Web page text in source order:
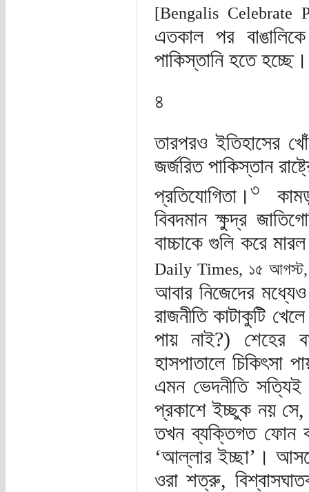
[Bengalis Celebrate
এতকাল পর
পাকিস্তানি হতে
৪
তারপরও ইতিহাসের
জর্জরিত পাকিস্তান
প্রতিযোগিতা। ৩
বিবদমান ক্ষুদ্র
বাচ্চাকে গুলি করে
Daily Times, ১৫
আবার নিজেদের
রাজনীতি কাটাকুটি
পায় নাই?) শেহের
হাসপাতালে চিকিৎসা
এমন ভেদনীতি
প্রকাশে ইচ্ছুক নয় সে,
তখন ব্যক্তিগত ফোন
‘আল্লার ইচ্ছা’।
ওরা শত্রু,